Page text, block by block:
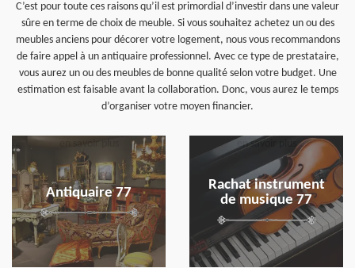
C’est pour toute ces raisons qu’il est primordial d’investir dans une valeur
sûre en terme de choix de meuble. Si vous souhaitez achetez un ou des
meubles anciens pour décorer votre logement, nous vous recommandons
de faire appel à un antiquaire professionnel. Avec ce type de prestataire,
vous aurez un ou des meubles de bonne qualité selon votre budget. Une
estimation est faisable avant la collaboration. Donc, vous aurez le temps
d’organiser votre moyen financier.
Antiquaire 77
en savoir plus
Rachat instrument
de musique 77
en savoir plus